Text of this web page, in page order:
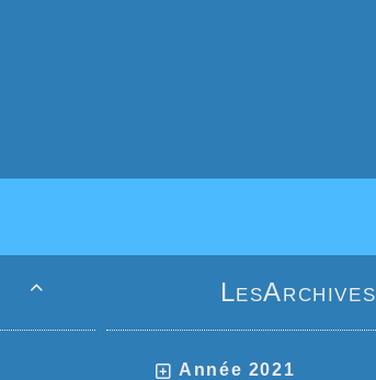
 LesArchives
Année 2021